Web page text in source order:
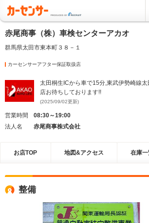
赤尾商事（株）車検センターアカオ
群馬県太田市東本町３８－１
カーセンサーアフター保証取扱店
太田桐生ICから車で15分,東武伊勢崎線
店お待ちしております!!
(2025/09/02更新)
営業時間
08:30～19:00
法人名
赤尾商事株式会社
お店TOP 地図&アクセス 在庫
整備